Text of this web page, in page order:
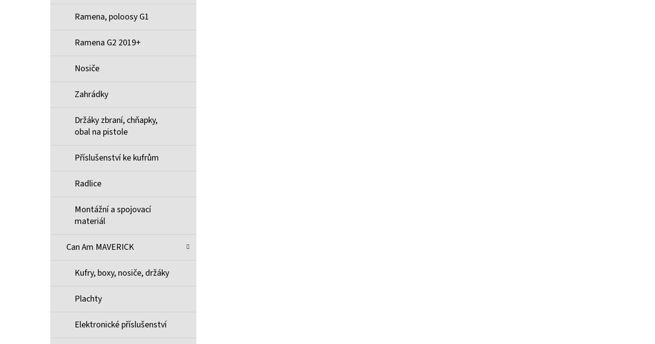
Ramena, poloosy G1
Ramena G2 2019+
Nosiče
Zahrádky
Držáky zbraní, chňapky,
obal na pistole
Příslušenství ke kufrům
Radlice
Montážní a spojovací
materiál
Can Am MAVERICK
Kufry, boxy, nosiče, držáky
Plachty
Elektronické příslušenství